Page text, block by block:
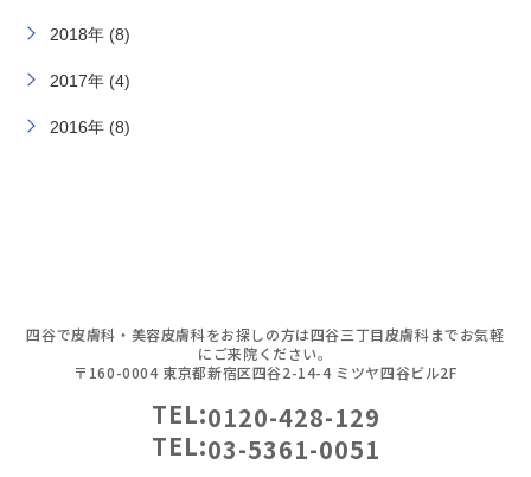
2018年 (8)
2017年 (4)
2016年 (8)
四谷で皮膚科・美容皮膚科をお探しの方は四谷三丁目皮膚科までお気軽
にご来院ください。
〒160-0004 東京都新宿区四谷2-14-4 ミツヤ四谷ビル2F
TEL:0120-428-129
TEL:03-5361-0051